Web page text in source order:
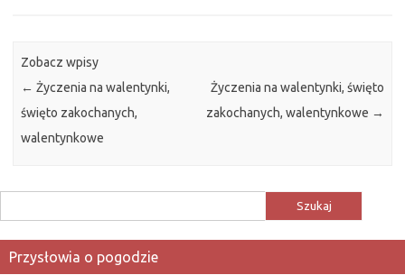
Zobacz wpisy
← Życzenia na walentynki,
święto zakochanych,
walentynkowe
Życzenia na walentynki, święto
zakochanych, walentynkowe →
Przysłowia o pogodzie